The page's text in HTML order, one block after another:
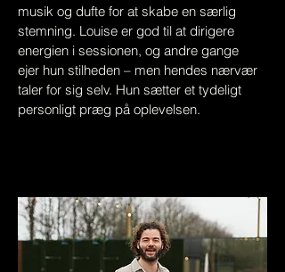
musik og dufte for at skabe en særlig
stemning. Louise er god til at dirigere
energien i sessionen, og andre gange
ejer hun stilheden – men hendes nærvær
taler for sig selv. Hun sætter et tydeligt
personligt præg på oplevelsen.